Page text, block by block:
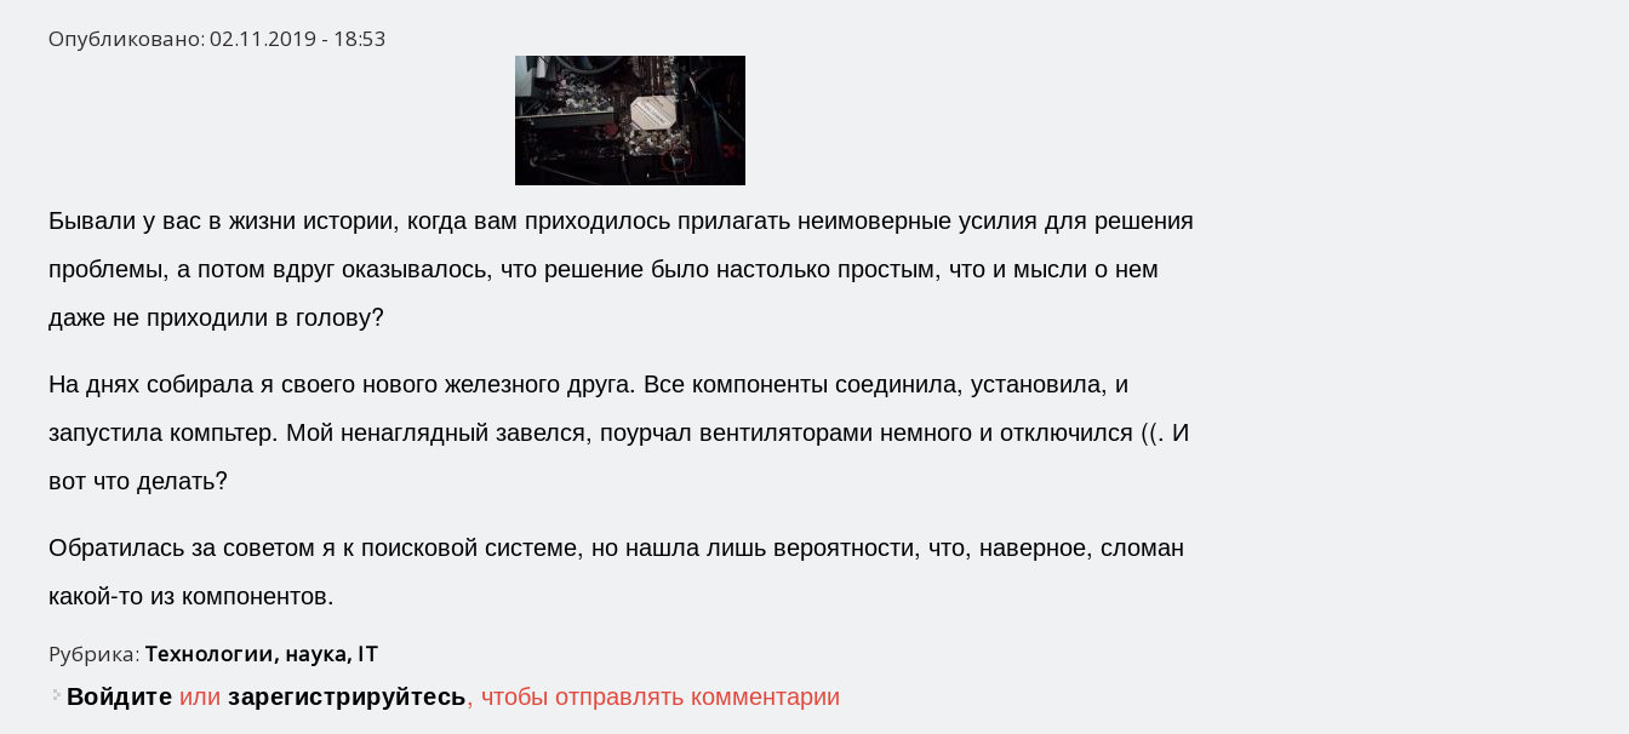
Опубликовано: 02.11.2019 - 18:53
Бывали у вас в жизни истории, когда вам приходилось прилагать неимоверные усилия для решения
проблемы, а потом вдруг оказывалось, что решение было настолько простым, что и мысли о нем
даже не приходили в голову?
На днях собирала я своего нового железного друга. Все компоненты соединила, установила, и
запустила компьтер. Мой ненаглядный завелся, поурчал вентиляторами немного и отключился ((. И
вот что делать?
Обратилась за советом я к поисковой системе, но нашла лишь вероятности, что, наверное, сломан
какой-то из компонентов.
Рубрика: Технологии, наука, IT
Войдите или зарегистрируйтесь, чтобы отправлять комментарии